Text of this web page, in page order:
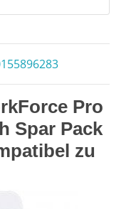
Pro
Spar Pack
zu